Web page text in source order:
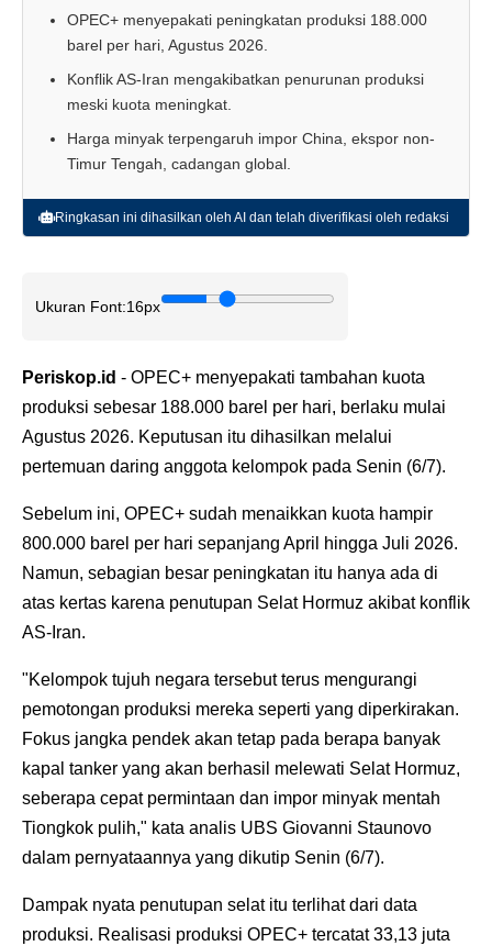
OPEC+ menyepakati peningkatan produksi 188.000
barel per hari, Agustus 2026.
Konflik AS-Iran mengakibatkan penurunan produksi
meski kuota meningkat.
Harga minyak terpengaruh impor China, ekspor non-
Timur Tengah, cadangan global.
Ringkasan ini dihasilkan oleh AI dan telah diverifikasi oleh redaksi
Ukuran Font:16px
Periskop.id - OPEC+ menyepakati tambahan kuota
produksi sebesar 188.000 barel per hari, berlaku mulai
Agustus 2026. Keputusan itu dihasilkan melalui
pertemuan daring anggota kelompok pada Senin (6/7).
Sebelum ini, OPEC+ sudah menaikkan kuota hampir
800.000 barel per hari sepanjang April hingga Juli 2026.
Namun, sebagian besar peningkatan itu hanya ada di
atas kertas karena penutupan Selat Hormuz akibat konflik
AS-Iran.
"Kelompok tujuh negara tersebut terus mengurangi
pemotongan produksi mereka seperti yang diperkirakan.
Fokus jangka pendek akan tetap pada berapa banyak
kapal tanker yang akan berhasil melewati Selat Hormuz,
seberapa cepat permintaan dan impor minyak mentah
Tiongkok pulih," kata analis UBS Giovanni Staunovo
dalam pernyataannya yang dikutip Senin (6/7).
Dampak nyata penutupan selat itu terlihat dari data
produksi. Realisasi produksi OPEC+ tercatat 33,13 juta